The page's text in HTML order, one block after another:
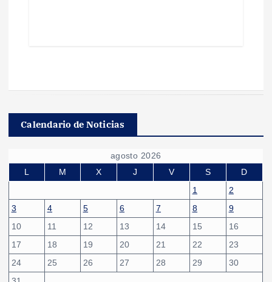
Calendario de Noticias
agosto 2026
L
M X J V S
D
1
2
3
4 5 6 7 8
9
10
11 12 13 14 15
16
17
18 19 20 21 22
23
24
25 26 27 28 29
30